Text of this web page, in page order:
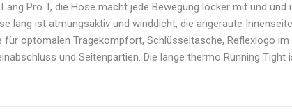
Pro T, die Hose macht jede Bewegung locker mit und und
lang ist atmungsaktiv und winddicht, die angeraute
für optomalen Tragekompfort, Schlüsseltasche, Reflexlogo im
und Seitenpartien. Die lange thermo Running Tight